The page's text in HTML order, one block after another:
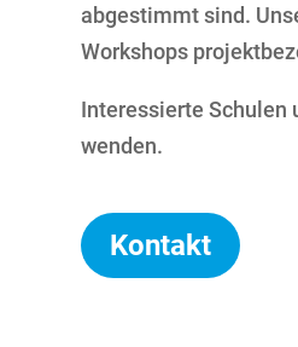
abgestimmt sind.
Workshops
Interessierte Schulen
wenden.
Kontakt